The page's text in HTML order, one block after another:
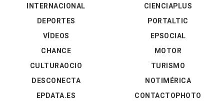
INTERNACIONAL
DEPORTES
VÍDEOS
CIENCIAPLUS
PORTALTIC
EPSOCIAL
CHANCE
CULTURAOCIO
DESCONECTA
EPDATA.ES
MOTOR
TURISMO
NOTIMÉRICA
CONTACTOPHOTO